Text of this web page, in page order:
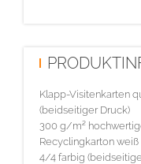
Klapp-Visitenkarten
(beidseitiger Druck)
300 g/m²
Recyclingkarton weiß
4/4 farbig